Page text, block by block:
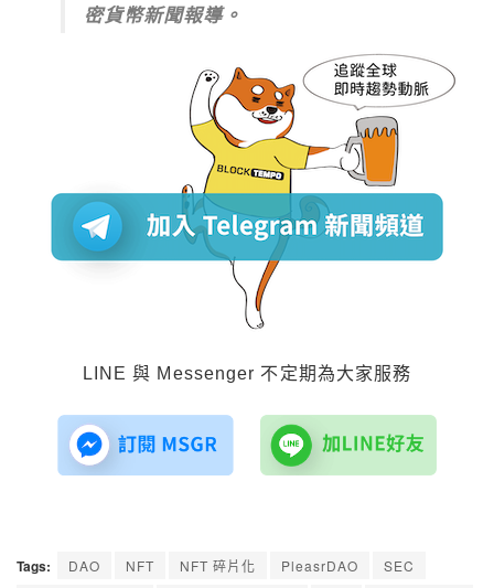
密貨幣新聞報導。
LINE 與 Messenger 不定期為大家服務
Tags: DAO NFT NFT 碎片化 PleasrDAO
SEC